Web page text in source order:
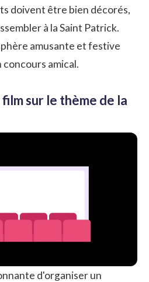
doivent être bien décorés,
à la Saint Patrick.
amusante et festive
amical.
sur le thème de la
d'organiser un